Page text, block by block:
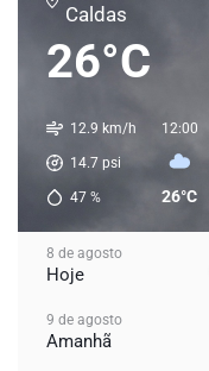
Caldas
26°C
12.9 km/h
14.7 psi
47 %
12:00
26°C
8 de agosto
Hoje
9 de agosto
Amanhã